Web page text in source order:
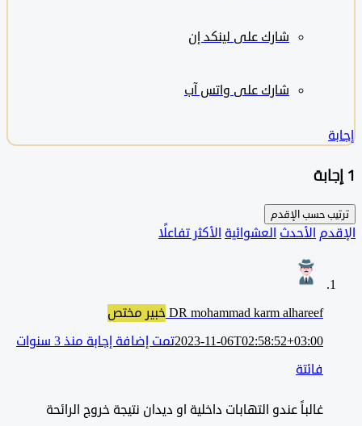
شارك على لينكد إن
شارك على واتس آب
حسبالإقدم
الأحدثالعشوائيةالأكثر تفاعلًا
DR mohammad karm alhareefخبير مختص
2023-11-06T02:58:52+03:00
تمت إضافة إجابة منذ 3 سنوات
غالباً عندو التهابات داخلية او ديدان نتيجة خروج الرائحة